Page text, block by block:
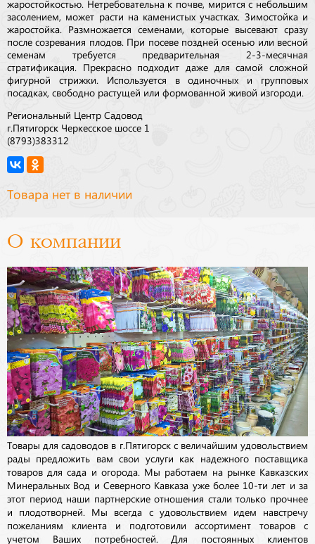
жаростойкостью. Нетребовательна к почве, мирится с небольшим
засолением, может расти на каменистых участках. Зимостойка и
жаростойка. Размножается семенами, которые высевают сразу
после созревания плодов. При посеве поздней осенью или весной
семенам требуется предварительная 2-3-месячная
стратификация. Прекрасно подходит даже для самой сложной
фигурной стрижки. Используется в одиночных и групповых
посадках, свободно растущей или формованной живой изгороди.
Региональный Центр Садовод
г.Пятигорск Черкесское шоссе 1
(8793)383312
Товара нет в наличии
О компании
Товары для садоводов в г.Пятигорск с величайшим удовольствием
рады предложить вам свои услуги как надежного поставщика
товаров для сада и огорода. Мы работаем на рынке Кавказских
Минеральных Вод и Северного Кавказа уже более 10-ти лет и за
этот период наши партнерские отношения стали только прочнее
и плодотворней. Мы всегда с удовольствием идем навстречу
пожеланиям клиента и подготовили ассортимент товаров с
учетом Ваших потребностей. Для постоянных клиентов